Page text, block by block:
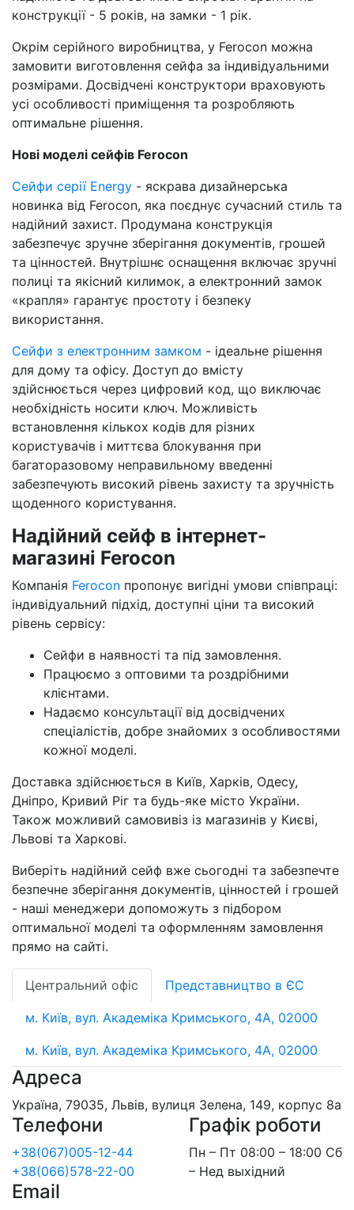
конструкції - 5 років, на замки - 1 рік.
Окрім серійного виробництва, у Ferocon можна
замовити виготовлення сейфа за індивідуальними
розмірами. Досвідчені конструктори враховують
усі особливості приміщення та розробляють
оптимальне рішення.
Нові моделі сейфів Ferocon
Сейфи серії Energy - яскрава дизайнерська
новинка від Ferocon, яка поєднує сучасний стиль та
надійний захист. Продумана конструкція
забезпечує зручне зберігання документів, грошей
та цінностей. Внутрішнє оснащення включає зручні
полиці та якісний килимок, а електронний замок
«крапля» гарантує простоту і безпеку
використання.
Сейфи з електронним замком - ідеальне рішення
для дому та офісу. Доступ до вмісту
здійснюється через цифровий код, що виключає
необхідність носити ключ. Можливість
встановлення кількох кодів для різних
користувачів і миттєва блокування при
багаторазовому неправильному введенні
забезпечують високий рівень захисту та зручність
щоденного користування.
Надійний сейф в інтернет-
магазині Ferocon
Компанія Ferocon пропонує вигідні умови співпраці:
індивідуальний підхід, доступні ціни та високий
рівень сервісу:
Сейфи в наявності та під замовлення.
Працюємо з оптовими та роздрібними
клієнтами.
Надаємо консультації від досвідчених
спеціалістів, добре знайомих з особливостями
кожної моделі.
Доставка здійснюється в Київ, Харків, Одесу,
Дніпро, Кривий Ріг та будь-яке місто України.
Також можливий самовивіз із магазинів у Києві,
Львові та Харкові.
Виберіть надійний сейф вже сьогодні та забезпечте
безпечне зберігання документів, цінностей і грошей
- наші менеджери допоможуть з підбором
оптимальної моделі та оформленням замовлення
прямо на сайті.
Центральний офіс Представництво в ЄС
м. Київ, вул. Академіка Кримського, 4А, 02000
м. Київ, вул. Академіка Кримського, 4А, 02000
Адреса
Україна, 79035, Львів, вулиця Зелена, 149, корпус 8а
Телефони
+38(067)005-12-44
+38(066)578-22-00
Графік роботи
Пн – Пт 08:00 – 18:00 Сб
– Нед выхідний
Email